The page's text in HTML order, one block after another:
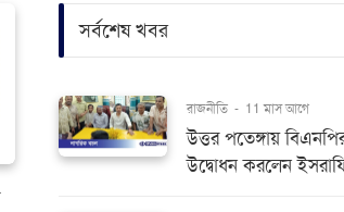
সর্বশেষ খবর
রাজনীতি - 11 মাস আগে
উত্তর পতেঙ্গায়
উদ্বোধন করলেন